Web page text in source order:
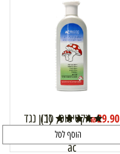
₪29.90 אקטיסופ, סבון נגד
פיטריות, actisoap, acti-soap,
ac
(1)
הוסף לסל